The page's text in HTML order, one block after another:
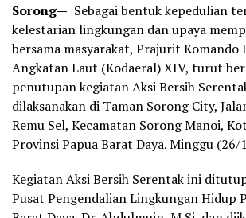
Sorong— Sebagai bentuk kepedulian
kelestarian lingkungan dan upaya
bersama masyarakat, Prajurit Komando
Angkatan Laut (Kodaeral) XIV, turut
penutupan kegiatan Aksi Bersih
dilaksanakan di Taman Sorong City,
Remu Sel, Kecamatan Sorong Manoi,
Provinsi Papua Barat Daya. Minggu (26/
Kegiatan Aksi Bersih Serentak ini
Pusat Pengendalian Lingkungan Hidup